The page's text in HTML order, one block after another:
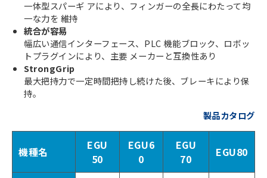
一体型スパーギ アにより、フィンガーの全長にわたって均
一な力を 維持
統合が容易
幅広い通信インターフェース、PLC 機能ブロック、ロボッ
トプラグインにより、主要 メーカーと互換性あり
StrongGrip
最大把持力で一定時間把持し続けた後、ブレーキにより保
持。
製品カタログ
機種名
EGU
50
EGU6
0
EGU
70
EGU80